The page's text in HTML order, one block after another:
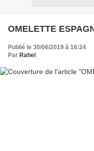
OMELETTE
Publié le 30/06/2019 à 16:24
Par Rahel